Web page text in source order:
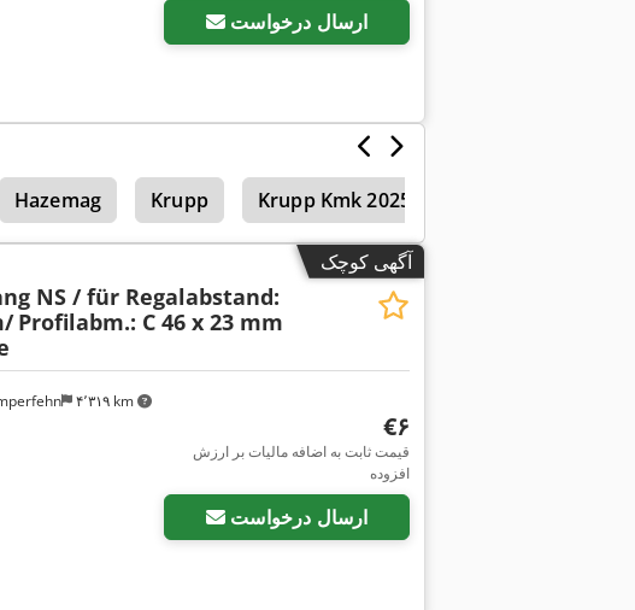
ارسال درخواست
Hazemag Krupp Krupp Kmk 2025
آگهی کوچک
۴٬۳۱۹ km
NS / für Regalabstand:
Profilabm.: C 46 x 23 mm
‎€۶
قیمت ثابت به اضافه مالیات بر ارزش
افزوده
ارسال درخواست